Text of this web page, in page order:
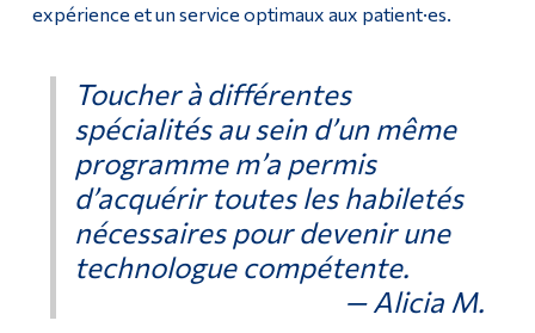
expérience et un service optimaux aux patient·es.
Toucher à différentes
spécialités au sein d’un même
programme m’a permis
d’acquérir toutes les habiletés
nécessaires pour devenir une
technologue compétente.
— Alicia M.